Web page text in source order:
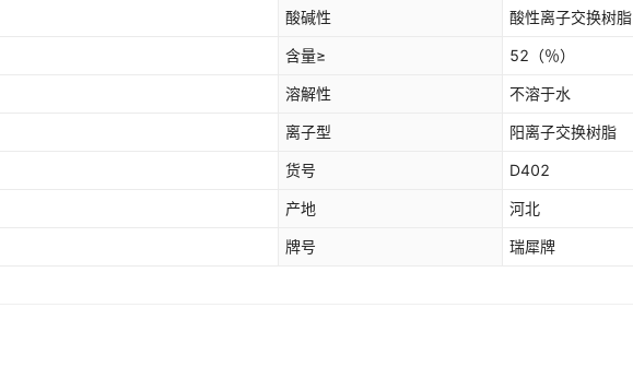
酸碱性 酸性离子交换树脂
含量≥ 52 （％）
溶解性 不溶于水
离子型 阳离子交换树脂
货号 D402
产地 河北
牌号 瑞犀牌